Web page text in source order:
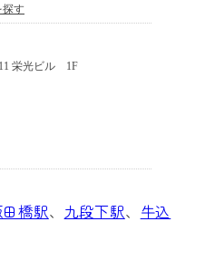
橋駅、 九段下駅、 牛込